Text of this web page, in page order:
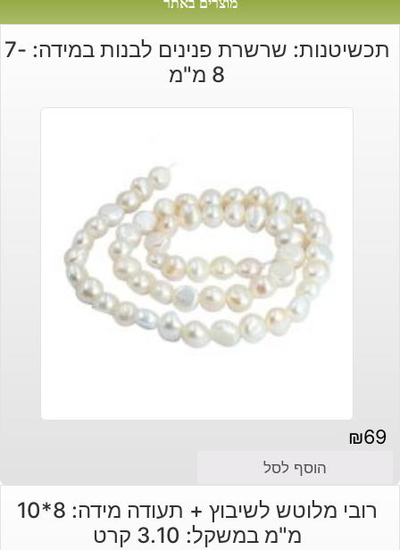
תכשיטנות: שרשרת פנינים לבנות במידה: 7-
8 מ"מ
₪69
הוסף לסל
רובי מלוטש לשיבוץ + תעודה מידה: 8*10
מ"מ במשקל: 3.10 קרט